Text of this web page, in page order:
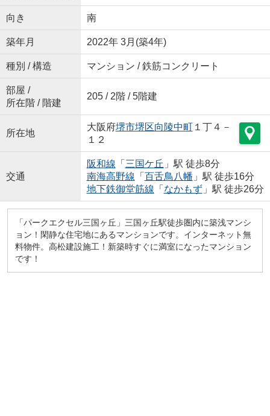
向き 南
築年月 2022年 3月(築4年)
種別 / 構造 マンション / 鉄筋コンクリート
部屋 /
所在階 / 階建
205 / 2階 / 5階建
所在地
大阪府堺市堺区向陵中町１丁４－
１２
交通
阪和線 「 三国ケ丘 」駅 徒歩8分
南海高野線 「 百舌鳥八幡 」駅 徒歩16分
地下鉄御堂筋線 「 なかもず」駅 徒歩26分
「パークエクセル三国ヶ丘」三国ヶ丘駅徒歩圏内に築浅マンシ
ョン！閑静な住宅地にあるマンションです。インターネット無
料物件。高松建設施工！新築時すぐに満室になったマンション
です！